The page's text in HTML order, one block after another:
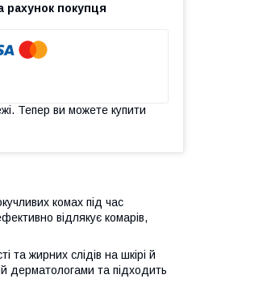
рахунок покупця
Тепер ви можете купити
комах під час
відлякує комарів,
та жирних слідів на шкірі й
дерматологами та підходить